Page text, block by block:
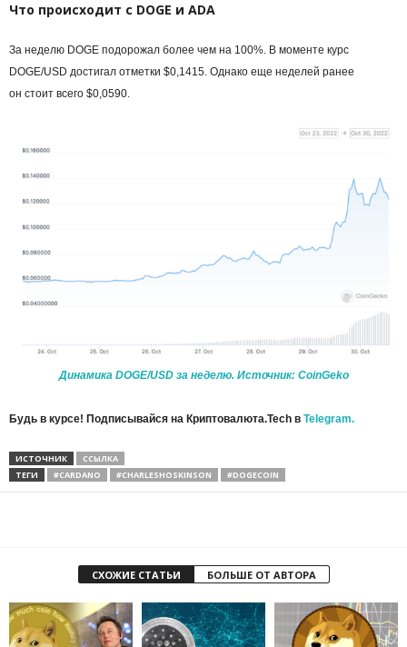
Что происходит с DOGE и ADA
За неделю DOGE подорожал более чем на 100%. В моменте курс
DOGE/USD достигал отметки $0,1415. Однако еще неделей ранее
он стоит всего $0,0590.
Динамика DOGE/USD за неделю. Источник: CoinGeko
Будь в курсе! Подписывайся на Криптовалюта.Tech в Telegram.
ИСТОЧНИК
ССЫЛКА
ТЕГИ
#CARDANO #CHARLESHOSKINSON #DOGECOIN
СХОЖИЕ СТАТЬИ БОЛЬШЕ ОТ АВТОРА